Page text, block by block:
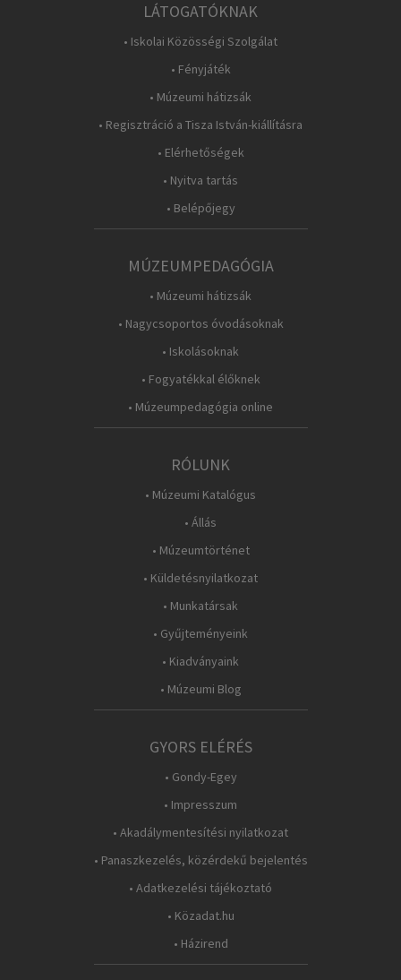
LÁTOGATÓKNAK
• Iskolai Közösségi Szolgálat
• Fényjáték
• Múzeumi hátizsák
• Regisztráció a Tisza István-kiállításra
• Elérhetőségek
• Nyitva tartás
• Belépőjegy
MÚZEUMPEDAGÓGIA
• Múzeumi hátizsák
• Nagycsoportos óvodásoknak
• Iskolásoknak
• Fogyatékkal élőknek
• Múzeumpedagógia online
RÓLUNK
• Múzeumi Katalógus
• Állás
• Múzeumtörténet
• Küldetésnyilatkozat
• Munkatársak
• Gyűjteményeink
• Kiadványaink
• Múzeumi Blog
GYORS ELÉRÉS
• Gondy-Egey
• Impresszum
• Akadálymentesítési nyilatkozat
• Panaszkezelés, közérdekű bejelentés
• Adatkezelési tájékoztató
• Közadat.hu
• Házirend